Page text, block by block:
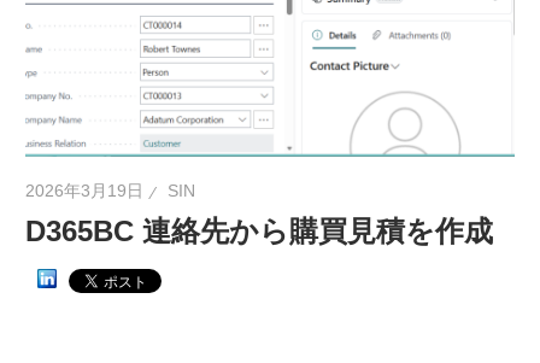
タ
を
提
供
2026年3月19日 SIN
D365BC 連絡先から購買見積を作成